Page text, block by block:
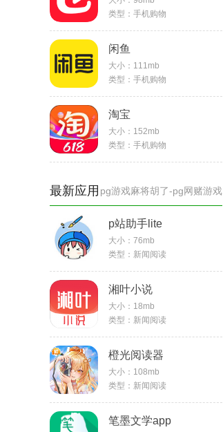
类型： 手机购物
闲鱼
大小： 111mb
类型： 手机购物
淘宝
大小： 152mb
类型： 手机购物
pg游戏麻将胡了-pg网赌游戏
最新应用
p站助手lite
大小：76mb
类型：新闻阅读
湘叶小说
大小：18mb
类型：新闻阅读
橙光阅读器
大小：108mb
类型：新闻阅读
笔墨文学app